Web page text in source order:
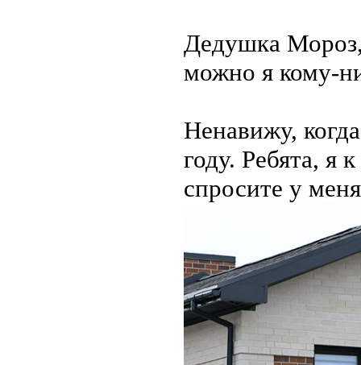
Дедушка Мороз,
можно я кому-
Ненавижу,
году. Ребята, я
спросите у